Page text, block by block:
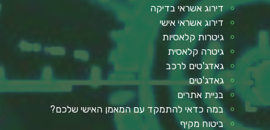
דירוג אשראי בדיקה
דירוג אשראי אישי
גיטרות קלאסיות
גיטרה קלאסית
גאדג'טים לרכב
גאדג'טים
בניית אתרים
במה כדאי להתמקד עם המאמן האישי שלכם?
ביטוח מקיף